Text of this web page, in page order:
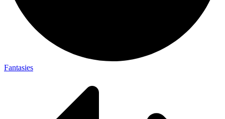
Fantasies